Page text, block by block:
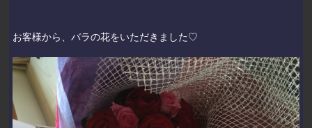
お客様から、バラの花をいただきました♡